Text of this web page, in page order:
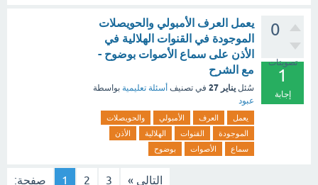
0
تصويتات
1
إجابة
يعمل العرف الأمبولي والحويصلات
الموجودة في القنوات الهلالية في
الأذن على سماع الأصوات بوضوح -
مع الشرح
سُئل يناير 27 في تصنيف أسئلة تعليمية بواسطة
عبود
يعمل العرف الأمبولي
والحويصلات
الموجودة
القنوات الهلالية
الأذن
سماع
الأصوات بوضوح
صفحة: 1 2 3 التالي »